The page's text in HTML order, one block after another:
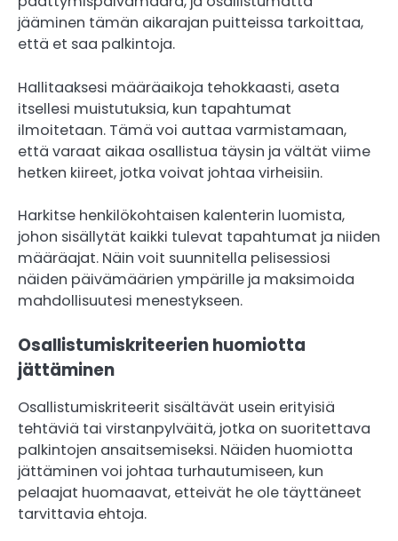
jääminen tämän aikarajan puitteissa tarkoittaa,
että et saa palkintoja.
Hallitaaksesi määräaikoja tehokkaasti, aseta
itsellesi muistutuksia, kun tapahtumat
ilmoitetaan. Tämä voi auttaa varmistamaan,
että varaat aikaa osallistua täysin ja vältät viime
hetken kiireet, jotka voivat johtaa virheisiin.
Harkitse henkilökohtaisen kalenterin luomista,
johon sisällytät kaikki tulevat tapahtumat ja niiden
määräajat. Näin voit suunnitella pelisessiosi
näiden päivämäärien ympärille ja maksimoida
mahdollisuutesi menestykseen.
Osallistumiskriteerien huomiotta
jättäminen
Osallistumiskriteerit sisältävät usein erityisiä
tehtäviä tai virstanpylväitä, jotka on suoritettava
palkintojen ansaitsemiseksi. Näiden huomiotta
jättäminen voi johtaa turhautumiseen, kun
pelaajat huomaavat, etteivät he ole täyttäneet
tarvittavia ehtoja.